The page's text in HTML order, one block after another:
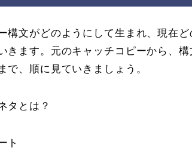
構文がどのようにして生まれ、現在
きます。元のキャッチコピーから、
で、順に見ていきましょう。
タとは？
ト